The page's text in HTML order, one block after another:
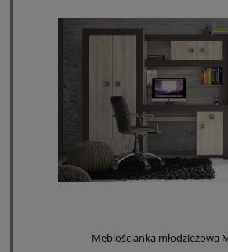
Meblościanka młodzieżowa